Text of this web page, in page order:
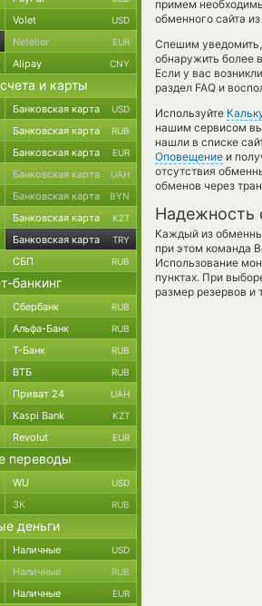
примем
обменного сайта
Спешим
обнаружить более
Если у вас
раздел FAQ и
Используйте
нашим сервисом
нашли в списке
Оповещение и
отсутствия
обменов через
Надежность
Каждый из
при этом команда
Использование
пунктах. При
размер резервов и
Volet USD
Neteller EUR
Alipay CNY
и карты
Банковская карта USD
Банковская карта RUB
Банковская карта EUR
Банковская карта UAH
Банковская карта BYN
Банковская карта KZT
Банковская карта TRY
СБП RUB
банкинг
Сбербанк RUB
Альфа-Банк RUB
Т-Банк RUB
ВТБ RUB
Приват 24 UAH
Kaspi Bank KZT
Revolut EUR
переводы
WU USD
ЗК RUB
деньги
Наличные USD
Наличные RUB
Наличные EUR